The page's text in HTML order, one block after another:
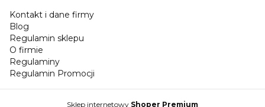
Kontakt i dane firmy
Blog
Regulamin sklepu
O firmie
Regulaminy
Regulamin Promocji
Sklep internetowy Shoper Premium